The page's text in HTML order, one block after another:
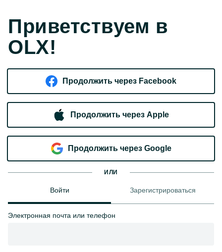
Приветствуем в
OLX!
Продолжить через Facebook
Продолжить через Apple
Продолжить через Google
ИЛИ
Войти Зарегистрироваться
Электронная почта или телефон